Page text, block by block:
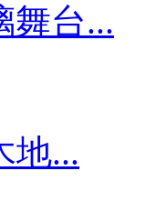
舞台...
地...